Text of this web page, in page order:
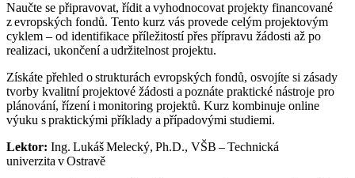
Naučte se připravovat, řídit a vyhodnocovat projekty financované
z evropských fondů. Tento kurz vás provede celým projektovým
cyklem – od identifikace příležitostí přes přípravu žádosti až po
realizaci, ukončení a udržitelnost projektu.
Získáte přehled o strukturách evropských fondů, osvojíte si zásady
tvorby kvalitní projektové žádosti a poznáte praktické nástroje pro
plánování, řízení i monitoring projektů. Kurz kombinuje online
výuku s praktickými příklady a případovými studiemi.
Lektor: Ing. Lukáš Melecký, Ph.D., VŠB – Technická
univerzita v Ostravě